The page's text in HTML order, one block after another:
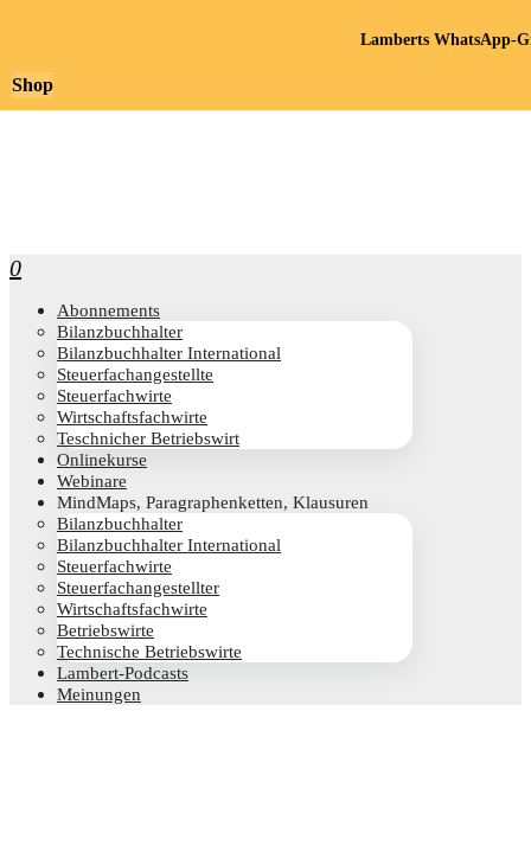
0
Abon­ne­ments
Bilanz­buch­hal­ter
Bilanz­buch­hal­ter International
Steu­er­fach­an­ge­stell­te
Steu­er­fach­wir­te
Wirt­schafts­fach­wir­te
Teschni­cher Betriebswirt
Online­kur­se
Web­i­na­re
Mind­Maps, Para­gra­phen­ket­ten, Klausuren
Bilanz­buch­hal­ter
Bilanz­buch­hal­ter International
Steu­er­fach­wir­te
Steu­er­fach­an­ge­stell­ter
Wirt­schafts­fach­wir­te
Betriebs­wir­te
Tech­ni­sche Betriebswirte
Lam­­bert-Pod­­casts
Mei­nun­gen
Shop
Lamberts WhatsApp-